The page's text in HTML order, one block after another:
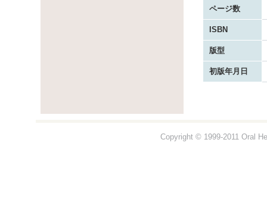
ページ数
ISBN
版型
初版年月日
Copyright © 1999-2011 Oral